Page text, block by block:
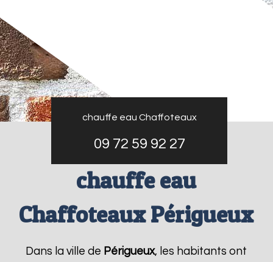
chauffe eau Chaffoteaux
09 72 59 92 27
chauffe eau
Chaffoteaux Périgueux
Dans la ville de Périgueux, les habitants ont